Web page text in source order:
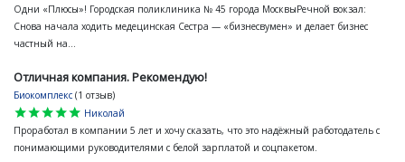
Одни «Плюсы»! Городская поликлиника № 45 города МосквыРечной вокзал:
Снова начала ходить медецинская Сестра — «бизнесвумен» и делает бизнес
частный на...
Отличная компания. Рекомендую!
Биокомплекс (1 отзыв)
star
star
star
star
star
Николай
Проработал в компании 5 лет и хочу сказать, что это надёжный работодатель с
понимающими руководителями с белой зарплатой и соцпакетом.